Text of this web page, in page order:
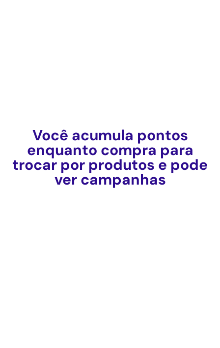
Você acumula pontos
enquanto compra para
trocar por produtos e pode
ver campanhas